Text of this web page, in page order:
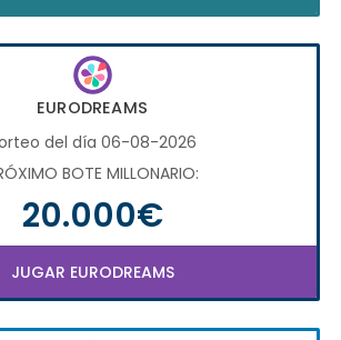
EURODREAMS
del día 06-08-2026
BOTE MILLONARIO:
20.000€
JUGAR EURODREAMS